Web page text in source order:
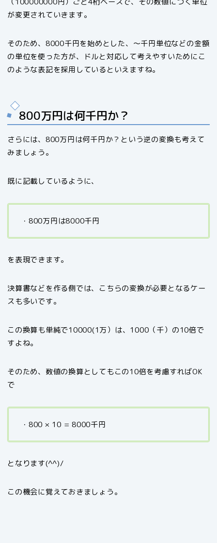
が変更されていきます。
そのため、8000千円を始めとした、～千円単位などの金額
の単位を使った方が、ドルと対応して考えやすいためにこ
のような表記を採用しているといえますね。
800万円は何千円か？
さらには、800万円は何千円か？という逆の変換も考えて
みましょう。
既に記載しているように、
・800万円は8000千円
を表現できます。
決算書などを作る側では、こちらの変換が必要となるケー
スも多いです。
この換算も単純で10000(1万）は、1000（千）の10倍で
すよね。
そのため、数値の換算としてもこの10倍を考慮すればOK
で
・800 × 10 = 8000千円
となります(^^)/
この機会に覚えておきましょう。